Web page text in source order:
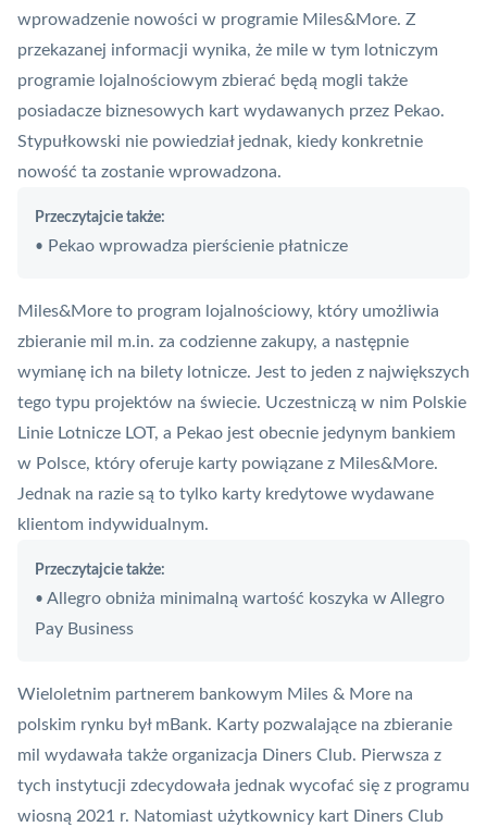
wprowadzenie nowości w programie Miles&More. Z
przekazanej informacji wynika, że mile w tym lotniczym
programie lojalnościowym zbierać będą mogli także
posiadacze biznesowych kart wydawanych przez Pekao.
Stypułkowski nie powiedział jednak, kiedy konkretnie
nowość ta zostanie wprowadzona.
Przeczytajcie także:
• Pekao wprowadza pierścienie płatnicze
Miles&More to program lojalnościowy, który umożliwia
zbieranie mil m.in. za codzienne zakupy, a następnie
wymianę ich na bilety lotnicze. Jest to jeden z największych
tego typu projektów na świecie. Uczestniczą w nim Polskie
Linie Lotnicze LOT, a Pekao jest obecnie jedynym bankiem
w Polsce, który oferuje karty powiązane z Miles&More.
Jednak na razie są to tylko karty kredytowe wydawane
klientom indywidualnym.
Przeczytajcie także:
• Allegro obniża minimalną wartość koszyka w Allegro
Pay Business
Wieloletnim partnerem bankowym Miles & More na
polskim rynku był mBank. Karty pozwalające na zbieranie
mil wydawała także organizacja Diners Club. Pierwsza z
tych instytucji zdecydowała jednak wycofać się z programu
wiosną 2021 r. Natomiast użytkownicy kart Diners Club